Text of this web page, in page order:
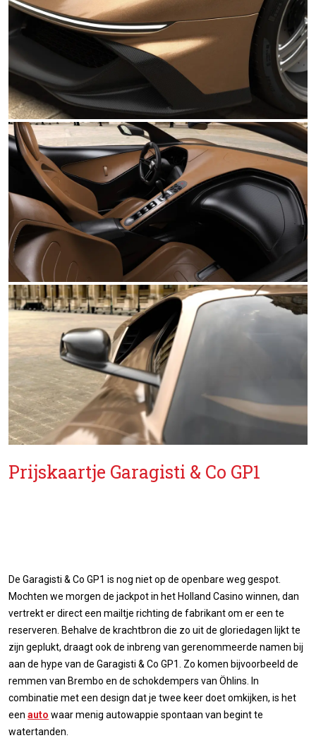
Prijskaartje Garagisti & Co GP1
De Garagisti & Co GP1 is nog niet op de openbare weg gespot.
Mochten we morgen de jackpot in het Holland Casino winnen, dan
vertrekt er direct een mailtje richting de fabrikant om er een te
reserveren. Behalve de krachtbron die zo uit de gloriedagen lijkt te
zijn geplukt, draagt ook de inbreng van gerenommeerde namen bij
aan de hype van de Garagisti & Co GP1. Zo komen bijvoorbeeld de
remmen van Brembo en de schokdempers van Öhlins. In
combinatie met een design dat je twee keer doet omkijken, is het
een auto waar menig autowappie spontaan van begint te
watertanden.